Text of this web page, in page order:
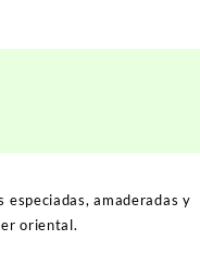
especiadas, amaderadas y
oriental.